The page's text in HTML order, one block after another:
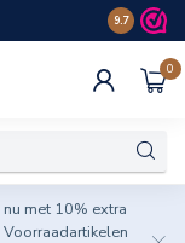
Spaar
9.7
0
met 10% extra